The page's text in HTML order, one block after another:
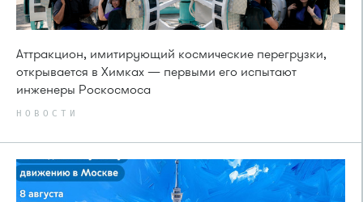
Аттракцион, имитирующий космические перегрузки,
открывается в Химках — первыми его испытают
инженеры Роскосмоса
НОВОСТИ